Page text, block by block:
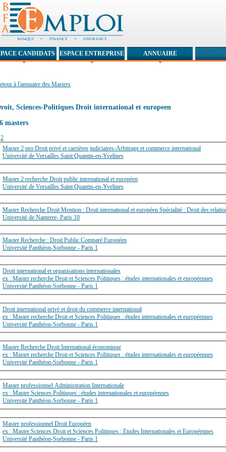
à l'annuaire des Masters
Sciences-Politiques Droit international et europeen
masters
2
Master 2 pro Droit privé et carrières judiciaires-Arbitrage et commerce international
Université de Versailles Saint Quantin-en-Yvelines
Master 2 recherche Droit public international et européen
Université de Versailles Saint Quantin-en-Yvelines
Master Recherche Droit Mention : Droit international et européen Spécialité : Droit des
Université de Nanterre- Paris 10
Master Recherche : Droit Public Comparé Européen
Université Panthéon-Sorbonne - Paris 1
Droit international et organisations internationales
ex : Master recherche Droit et Sciences Politiques : études internationales et européennes
Université Panthéon-Sorbonne - Paris 1
Droit international privé et droit du commerce international
ex : Master recherche Droit et Sciences Politiques : études internationales et européennes
Université Panthéon-Sorbonne - Paris 1
Master Recherche Droit International économique
ex : Master recherche Droit et Sciences Politiques : études internationales et européennes
Université Panthéon-Sorbonne - Paris 1
Master professionnel Administration Internationale
ex : Master Sciences Politiques : études internationales et européennes
Université Panthéon-Sorbonne - Paris 1
Master professionnel Droit Européen
ex : Master Sciences Droit et Sciences Politiques : Etudes Internationales et Européennes
Université Panthéon-Sorbonne - Paris 1
CANDIDATS ESPACE ENTREPRISE ANNUAIRE